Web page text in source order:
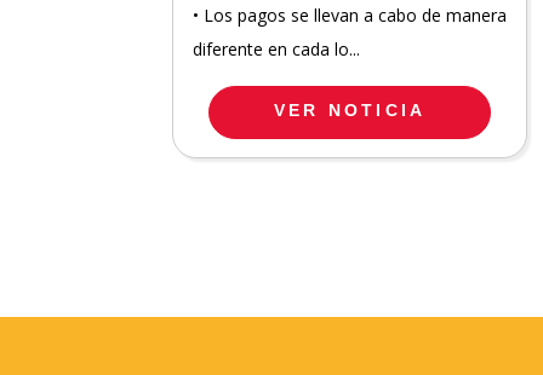
• Los pagos se llevan a cabo de manera
diferente en cada lo...
VER NOTICIA